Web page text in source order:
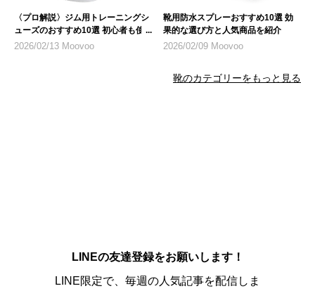
〈プロ解説〉ジム用トレーニングシ
ューズのおすすめ10選 初心者も使
いやすいモデルとは
2026/02/13 Moovoo
靴用防水スプレーおすすめ10選 効
果的な選び方と人気商品を紹介
2026/02/09 Moovoo
靴のカテゴリーをもっと見る
LINEの友達登録をお願いします！
LINE限定で、毎週の人気記事を配信しま